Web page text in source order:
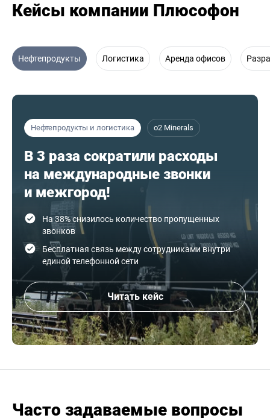
Кейсы компании Плюсофон
Нефтепродукты Логистика Аренда офисов
Нефтепродукты и логистика o2 Minerals
В 3 раза сократили расходы
на международные звонки
и межгород!
На 38% снизилось количество пропущенных
звонков
Бесплатная связь между сотрудниками внутри
единой телефонной сети
Читать кейс
Часто задаваемые вопросы